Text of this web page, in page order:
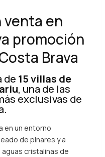
venta en
promoción
Brava
de 15 villas de
, una de las
exclusivas de
en un entorno
de pinares y a
cristalinas de